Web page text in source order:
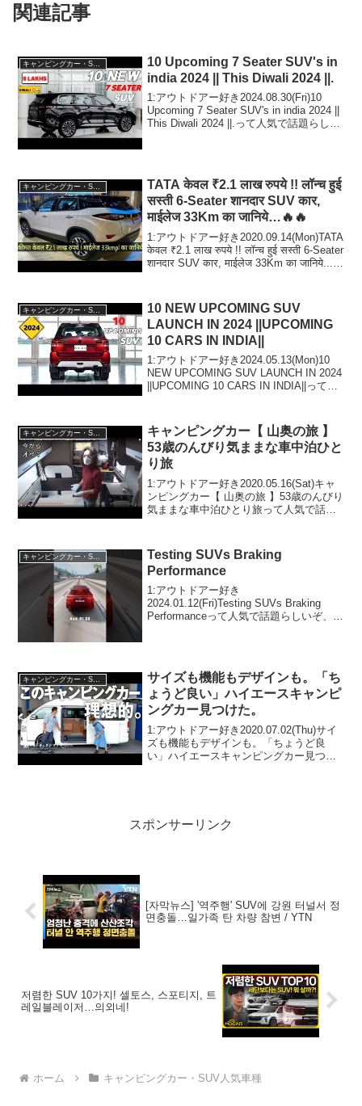
関連記事
キャンピングカー・SUV人気車種
10 Upcoming 7 Seater SUV's in
india 2024 || This Diwali 2024 ||.
1:アウトドアー好き2024.08.30(Fri)10
Upcoming 7 Seater SUV's in india 2024 ||
This Diwali 2024 ||.って人気で話題らしい
キャンピングカー・SUV人気車種
TATA केवल ₹2.1 लाख रुपये !! लॉन्च हुई
सस्ती 6-Seater शानदार SUV कार,
माईलेज 33Km का जानिये…🔥🔥
1:アウトドアー好き2020.09.14(Mon)TATA
केवल ₹2.1 लाख रुपये !! लॉन्च हुई सस्ती 6-Seater
शानदार SUV कार, माईलेज 33Km का जानिये...🔥
10 NEW UPCOMING SUV
LAUNCH IN 2024 ||UPCOMING
10 CARS IN INDIA||
1:アウトドアー好き2024.05.13(Mon)10
NEW UPCOMING SUV LAUNCH IN 2024
||UPCOMING 10 CARS IN INDIA||って人
キャンピングカー・SUV人気車種
キャンピングカー【 山奥の旅 】
53歳のんびり気ままな車中泊ひと
り旅
1:アウトドアー好き2020.05.16(Sat)キャ
ンピングカー【 山奥の旅 】53歳のんびり
気ままな車中泊ひとり旅って人気で話題
です！3:アウトド...
Testing SUVs Braking
Performance
1:アウトドアー好き
2024.01.12(Fri)Testing SUVs Braking
Performanceって人気で話題らしいぞ、見
キャンピングカー・SUV人気車種
サイズも機能もデザインも。「ち
ょうど良い」ハイエースキャンピ
ングカー見つけた。
1:アウトドアー好き2020.07.02(Thu)サイ
ズも機能もデザインも。「ちょうど良
い」ハイエースキャンピングカー見つけ
スポンサーリンク
[자막뉴스] '역주행' SUV에 강원 터널서 정
면충돌…일가족 탄 차량 참변 / YTN
저렴한 SUV 10가지! 셀토스, 스포티지, 트
레일블레이저…의외네!
ホーム キャンピングカー・SUV人気車種